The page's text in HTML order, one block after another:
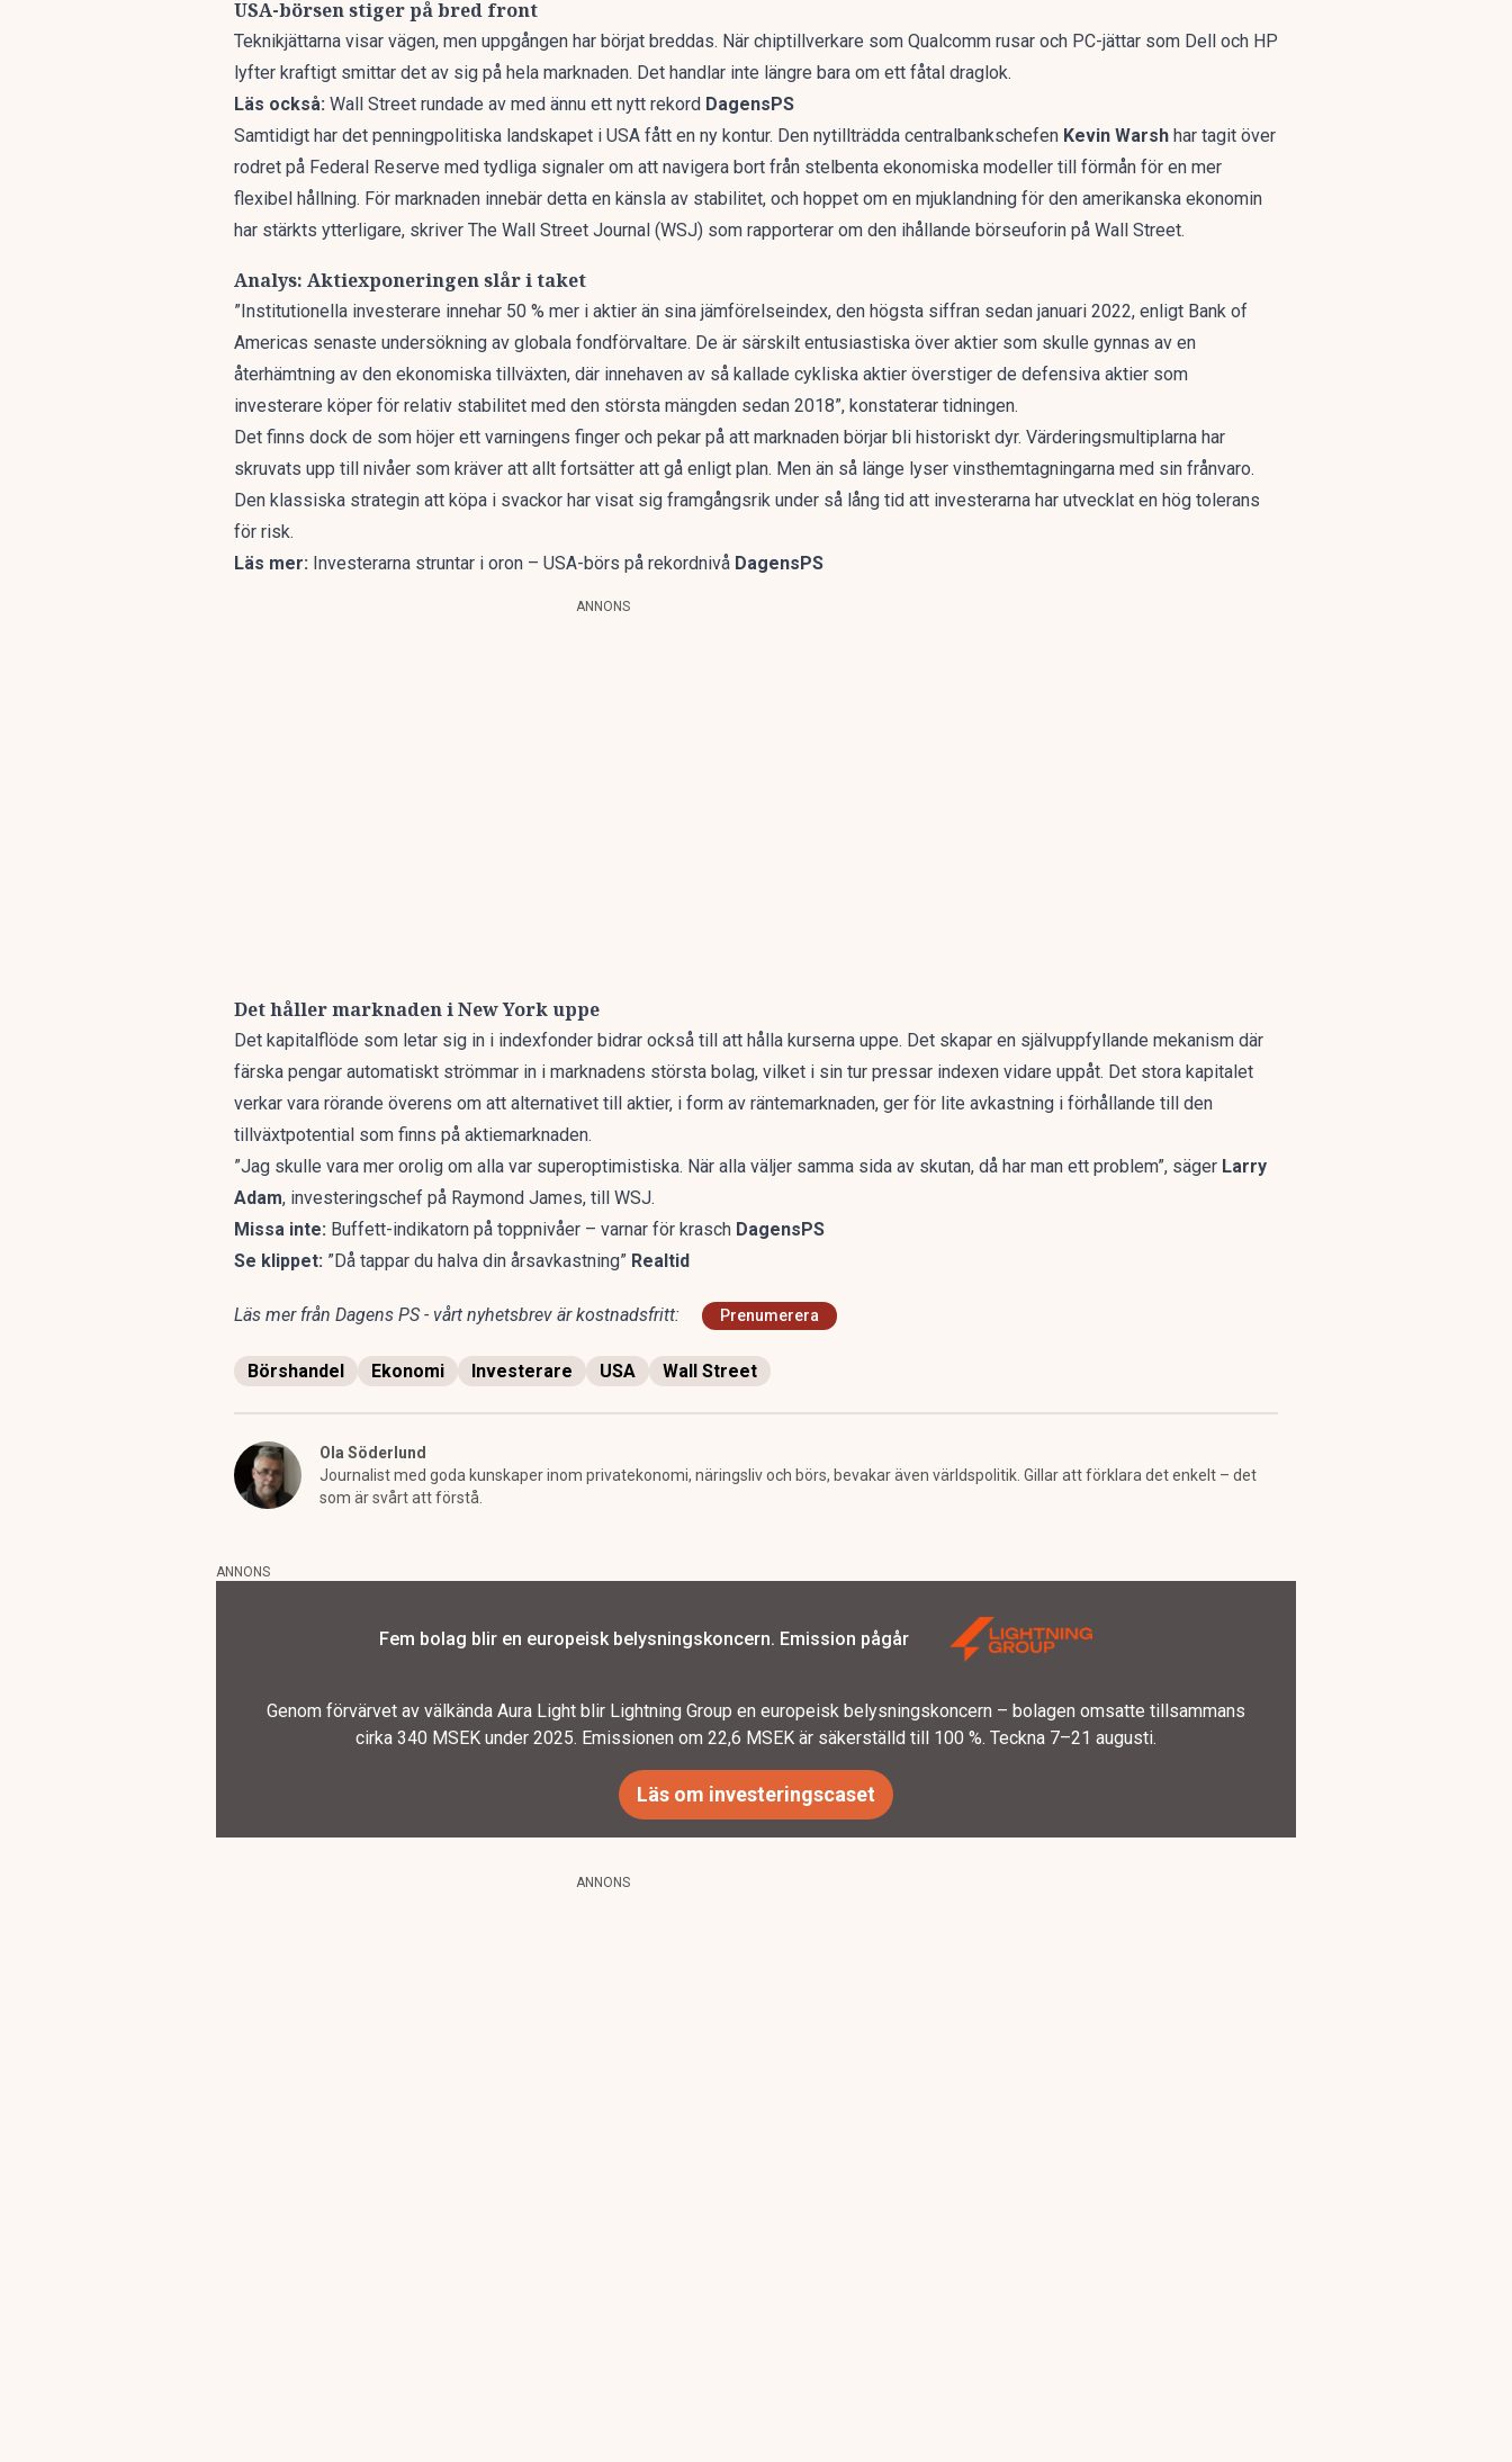
USA-börsen stiger på bred front
Teknikjättarna visar vägen, men uppgången har börjat breddas. När chiptillverkare som Qualcomm rusar och PC-jättar som Dell och HP
lyfter kraftigt smittar det av sig på hela marknaden. Det handlar inte längre bara om ett fåtal draglok.
Läs också: Wall Street rundade av med ännu ett nytt rekord DagensPS
Samtidigt har det penningpolitiska landskapet i USA fått en ny kontur. Den nytillträdda centralbankschefen Kevin Warsh har tagit över
rodret på Federal Reserve med tydliga signaler om att navigera bort från stelbenta ekonomiska modeller till förmån för en mer
flexibel hållning. För marknaden innebär detta en känsla av stabilitet, och hoppet om en mjuklandning för den amerikanska ekonomin
har stärkts ytterligare, skriver The Wall Street Journal (WSJ) som rapporterar om den ihållande börseuforin på Wall Street.
Analys: Aktiexponeringen slår i taket
”Institutionella investerare innehar 50 % mer i aktier än sina jämförelseindex, den högsta siffran sedan januari 2022, enligt Bank of
Americas senaste undersökning av globala fondförvaltare. De är särskilt entusiastiska över aktier som skulle gynnas av en
återhämtning av den ekonomiska tillväxten, där innehaven av så kallade cykliska aktier överstiger de defensiva aktier som
investerare köper för relativ stabilitet med den största mängden sedan 2018”, konstaterar tidningen.
Det finns dock de som höjer ett varningens finger och pekar på att marknaden börjar bli historiskt dyr. Värderingsmultiplarna har
skruvats upp till nivåer som kräver att allt fortsätter att gå enligt plan. Men än så länge lyser vinsthemtagningarna med sin frånvaro.
Den klassiska strategin att köpa i svackor har visat sig framgångsrik under så lång tid att investerarna har utvecklat en hög tolerans
för risk.
Läs mer: Investerarna struntar i oron – USA-börs på rekordnivå DagensPS
ANNONS
Det håller marknaden i New York uppe
Det kapitalflöde som letar sig in i indexfonder bidrar också till att hålla kurserna uppe. Det skapar en självuppfyllande mekanism där
färska pengar automatiskt strömmar in i marknadens största bolag, vilket i sin tur pressar indexen vidare uppåt. Det stora kapitalet
verkar vara rörande överens om att alternativet till aktier, i form av räntemarknaden, ger för lite avkastning i förhållande till den
tillväxtpotential som finns på aktiemarknaden.
”Jag skulle vara mer orolig om alla var superoptimistiska. När alla väljer samma sida av skutan, då har man ett problem”, säger Larry
Adam, investeringschef på Raymond James, till WSJ.
Missa inte: Buffett-indikatorn på toppnivåer – varnar för krasch DagensPS
Se klippet: ”Då tappar du halva din årsavkastning” Realtid
Läs mer från Dagens PS - vårt nyhetsbrev är kostnadsfritt: Prenumerera
Börshandel Ekonomi Investerare USA Wall Street
Ola Söderlund
Journalist med goda kunskaper inom privatekonomi, näringsliv och börs, bevakar även världspolitik. Gillar att förklara det enkelt – det
som är svårt att förstå.
ANNONS
Fem bolag blir en europeisk belysningskoncern. Emission pågår
Genom förvärvet av välkända Aura Light blir Lightning Group en europeisk belysningskoncern – bolagen omsatte tillsammans
cirka 340 MSEK under 2025. Emissionen om 22,6 MSEK är säkerställd till 100 %. Teckna 7–21 augusti.
Läs om investeringscaset
ANNONS